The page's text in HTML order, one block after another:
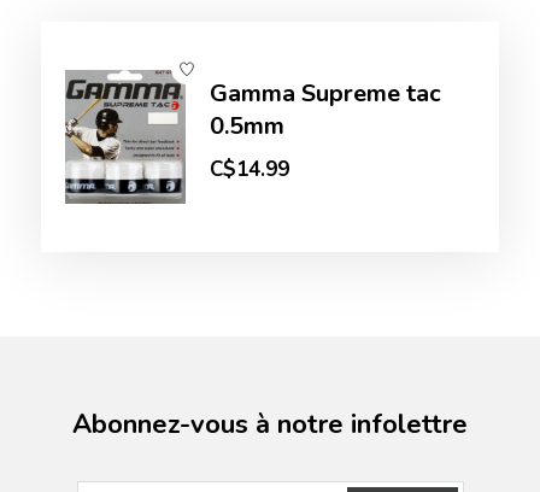
Gamma Supreme tac
0.5mm
C$14.99
Abonnez-vous à notre infolettre